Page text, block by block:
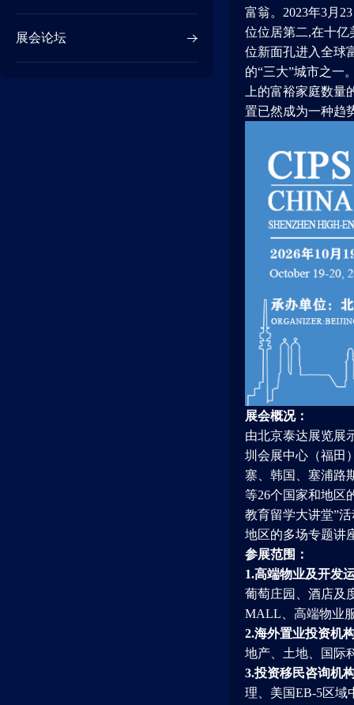
展会论坛
富翁。2023年3月
位位居第二,在十亿
位新面孔进入全球
的“三大”城市之一
上的富裕家庭数
置已然成为一种趋
展会概况：
由北京泰达展览展
圳会展中心（福田
寨、韩国、塞浦路
等26个国家和地区
教育留学大讲堂”
地区的多场专题讲
参展范围：
1.高端物业及开发
葡萄庄园、酒店及
MALL、高端物业
2.海外置业投资机
地产、土地、国际
3.投资移民咨询机
理、美国EB-5区域